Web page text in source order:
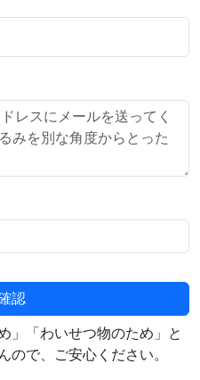
認
」「わいせつ物のため」と
ので、ご安心ください。